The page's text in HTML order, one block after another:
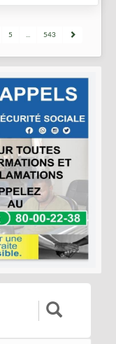
5 ... 543